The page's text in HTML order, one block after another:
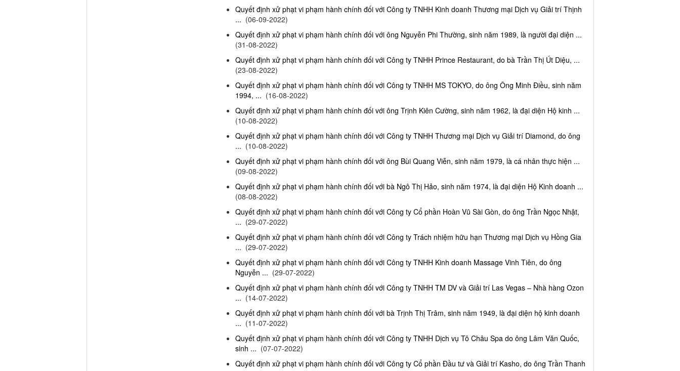
Quyết định xử phạt vi phạm hành chính đối với Công ty TNHH Kinh doanh Thương mại Dịch vụ Giải trí Thịnh
... (06-09-2022)
Quyết định xử phạt vi phạm hành chính đối với ông Nguyễn Phi Thường, sinh năm 1989, là người đại diện ...
(31-08-2022)
Quyết định xử phạt vi phạm hành chính đối với Công ty TNHH Prince Restaurant, do bà Trần Thị Út Diệu, ...
(23-08-2022)
Quyết định xử phạt vi phạm hành chính đối với Công ty TNHH MS TOKYO, do ông Ông Minh Điều, sinh năm
1994, ... (16-08-2022)
Quyết định xử phạt vi phạm hành chính đối với ông Trịnh Kiên Cường, sinh năm 1962, là đại diện Hộ kinh ...
(10-08-2022)
Quyết định xử phạt vi phạm hành chính đối với Công ty TNHH Thương mại Dịch vụ Giải trí Diamond, do ông
... (10-08-2022)
Quyết định xử phạt vi phạm hành chính đối với ông Bùi Quang Viễn, sinh năm 1979, là cá nhân thực hiện ...
(09-08-2022)
Quyết định xử phạt vi phạm hành chính đối với bà Ngô Thị Hảo, sinh năm 1974, là đại diện Hộ Kinh doanh ...
(08-08-2022)
Quyết định xử phạt vi phạm hành chính đối với Công ty Cổ phần Hoàn Vũ Sài Gòn, do ông Trần Ngọc Nhật,
... (29-07-2022)
Quyết định xử phạt vi phạm hành chính đối với Công ty Trách nhiệm hữu hạn Thương mại Dịch vụ Hồng Gia
... (29-07-2022)
Quyết định xử phạt vi phạm hành chính đối với Công ty TNHH Kinh doanh Massage Vinh Tiên, do ông
Nguyễn ... (29-07-2022)
Quyết định xử phạt vi phạm hành chính đối với Công ty TNHH TM DV và Giải trí Las Vegas – Nhà hàng Ozon
... (14-07-2022)
Quyết định xử phạt vi phạm hành chính đối với bà Trịnh Thị Trâm, sinh năm 1949, là đại diện hộ kinh doanh
... (11-07-2022)
Quyết định xử phạt vi phạm hành chính đối với Công ty TNHH Dịch vụ Tô Châu Spa do ông Lâm Văn Quốc,
sinh ... (07-07-2022)
Quyết định xử phạt vi phạm hành chính đối với Công ty Cổ phần Đầu tư và Giải trí Kasho, do ông Trần Thanh